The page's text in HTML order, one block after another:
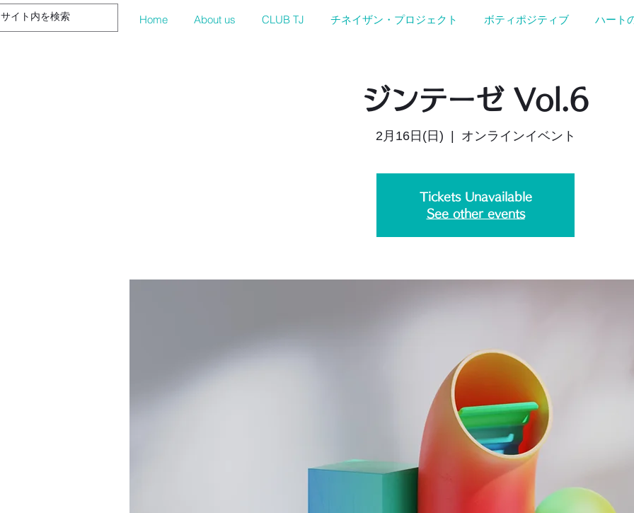
Home About us CLUB TJ チネイザン・プロジェクト ボティポジティブ ハート
ジンテーゼ Vol.6
2月16日(日) オンラインイベント
Tickets Unavailable
See other events